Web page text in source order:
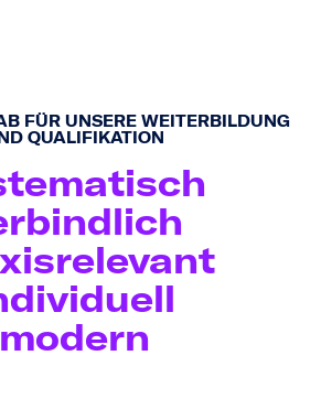
FÜR UNSERE WEITERBILDUNG U
QUALIFIKATION
modern